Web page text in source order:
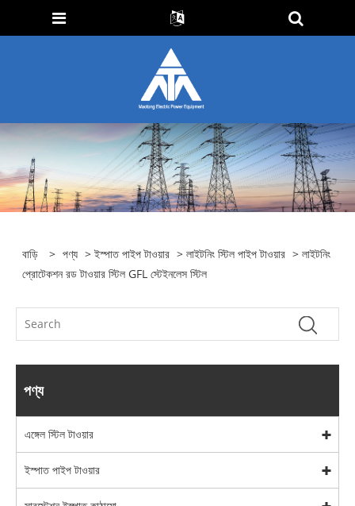
বাড়ি > পণ্য >ইস্পাত পাইপ টাওয়ার >লাইটনিং স্টিল পাইপ টাওয়ার > লাইটনিং
প্রোটেকশন রড টাওয়ার স্টিল GFL স্টেইনলেস স্টিল
পণ্য
এঙ্গেল স্টিল টাওয়ার
ইস্পাত পাইপ টাওয়ার